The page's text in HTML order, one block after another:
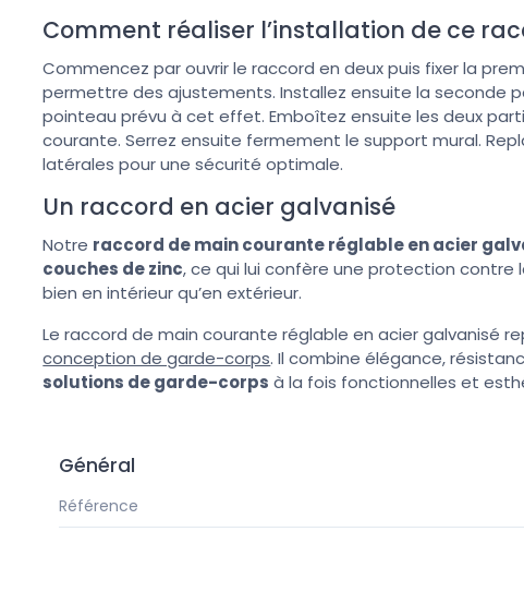
Comment réaliser l’installation de ce
Commencez par ouvrir le raccord en deux puis fixer la
permettre des ajustements. Installez ensuite la seconde
pointeau prévu à cet effet. Emboîtez ensuite les deux
courante. Serrez ensuite fermement le support mural.
latérales pour une sécurité optimale.
Un raccord en acier galvanisé
Notre raccord de main courante réglable en acier
couches de zinc, ce qui lui confère une protection contre
bien en intérieur qu’en extérieur.
Le raccord de main courante réglable en acier galvanisé
conception de garde-corps. Il combine élégance,
solutions de garde-corps à la fois fonctionnelles et
Général
Référence